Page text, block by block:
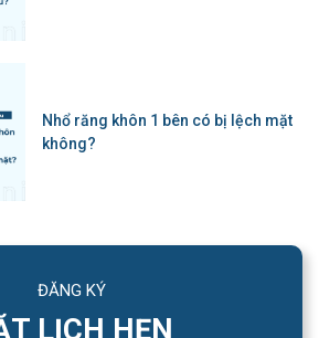
Nhổ răng khôn 1 bên có bị lệch mặt
không?
ĐĂNG KÝ
LỊCH HẸN